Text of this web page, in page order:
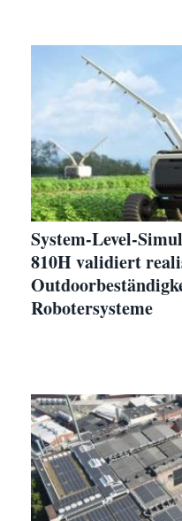
System-Level-
810H validiert
Robotersysteme